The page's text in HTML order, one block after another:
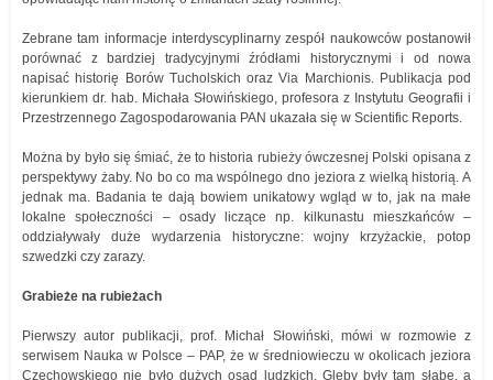
Zebrane tam informacje interdyscyplinarny zespół naukowców postanowił
porównać z bardziej tradycyjnymi źródłami historycznymi i od nowa
napisać historię Borów Tucholskich oraz Via Marchionis. Publikacja pod
kierunkiem dr. hab. Michała Słowińskiego, profesora z Instytutu Geografii i
Przestrzennego Zagospodarowania PAN ukazała się w Scientific Reports.
Można by było się śmiać, że to historia rubieży ówczesnej Polski opisana z
perspektywy żaby. No bo co ma wspólnego dno jeziora z wielką historią. A
jednak ma. Badania te dają bowiem unikatowy wgląd w to, jak na małe
lokalne społeczności – osady liczące np. kilkunastu mieszkańców –
oddziaływały duże wydarzenia historyczne: wojny krzyżackie, potop
szwedzki czy zarazy.
Grabieże na rubieżach
Pierwszy autor publikacji, prof. Michał Słowiński, mówi w rozmowie z
serwisem Nauka w Polsce – PAP, że w średniowieczu w okolicach jeziora
Czechowskiego nie było dużych osad ludzkich. Gleby były tam słabe, a